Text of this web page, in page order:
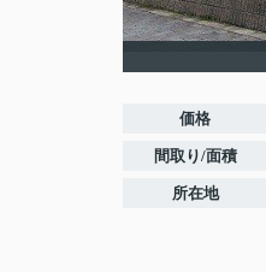
価格
間取り/面積
所在地